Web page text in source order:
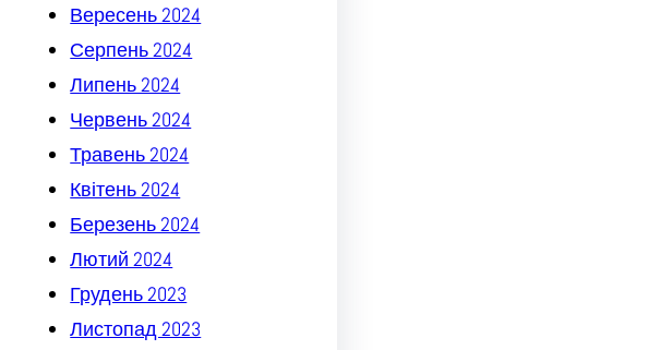
Вересень 2024
Серпень 2024
Липень 2024
Червень 2024
Травень 2024
Квітень 2024
Березень 2024
Лютий 2024
Грудень 2023
Листопад 2023